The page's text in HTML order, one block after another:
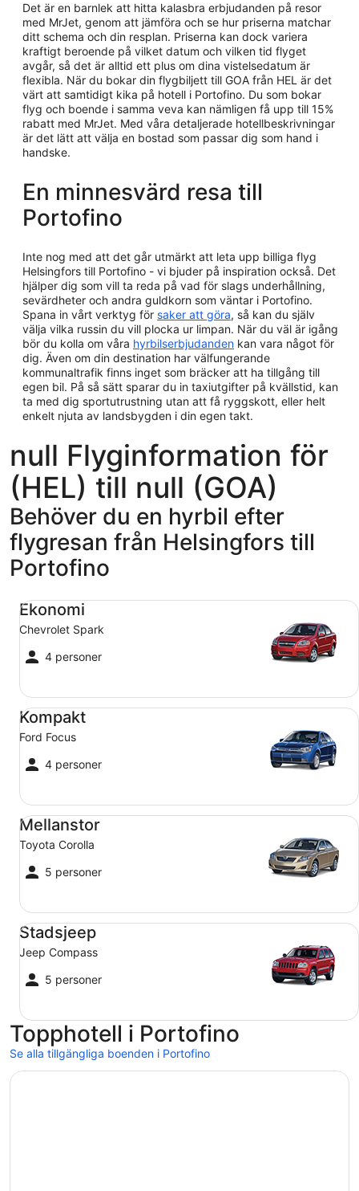
Det är en barnlek att hitta kalasbra erbjudanden på resor
med MrJet, genom att jämföra och se hur priserna matchar
ditt schema och din resplan. Priserna kan dock variera
kraftigt beroende på vilket datum och vilken tid flyget
avgår, så det är alltid ett plus om dina vistelsedatum är
flexibla. När du bokar din flygbiljett till GOA från HEL är det
värt att samtidigt kika på hotell i Portofino. Du som bokar
flyg och boende i samma veva kan nämligen få upp till 15%
rabatt med MrJet. Med våra detaljerade hotellbeskrivningar
är det lätt att välja en bostad som passar dig som hand i
handske.
En minnesvärd resa till
Portofino
Inte nog med att det går utmärkt att leta upp billiga flyg
Helsingfors till Portofino - vi bjuder på inspiration också. Det
hjälper dig som vill ta reda på vad för slags underhållning,
sevärdheter och andra guldkorn som väntar i Portofino.
Spana in vårt verktyg för saker att göra, så kan du själv
välja vilka russin du vill plocka ur limpan. När du väl är igång
bör du kolla om våra hyrbilserbjudanden kan vara något för
dig. Även om din destination har välfungerande
kommunaltrafik finns inget som bräcker att ha tillgång till
egen bil. På så sätt sparar du in taxiutgifter på kvällstid, kan
ta med dig sportutrustning utan att få ryggskott, eller helt
enkelt njuta av landsbygden i din egen takt.
null Flyginformation för
(HEL) till null (GOA)
Behöver du en hyrbil efter
flygresan från Helsingfors till
Portofino
Ekonomi
Chevrolet Spark
4 personer
Ekonomi Chevrolet Spark
Kompakt
Ford Focus
4 personer
Kompakt Ford Focus
Mellanstor
Toyota Corolla
5 personer
Mellanstor Toyota Corolla
Stadsjeep
Jeep Compass
5 personer
Stadsjeep Jeep Compass
Topphotell i Portofino
Se alla tillgängliga boenden i Portofino
Öppnas i ett nytt fönster
Hotel Piccolo Portofino